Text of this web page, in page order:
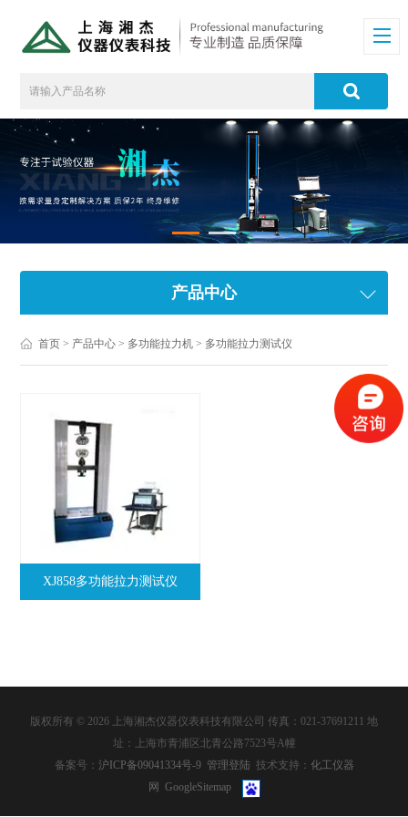
产品中心
首页 > 产品中心 > 多功能拉力机 > 多功能拉力测试仪
XJ858多功能拉力测试仪
版权所有 © 2026 上海湘杰仪器仪表科技有限公司 传真：021-37691211 地
址：上海市青浦区北青公路7523号A幢
备案号： 沪ICP备09041334号-9 管理登陆 技术支持： 化工仪器
网 GoogleSitemap